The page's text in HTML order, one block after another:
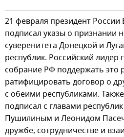
21 февраля президент
подписал указы о признании
суверенитета Донецкой и
республик. Российский
собрание РФ поддержать это
ратифицировать договор о
с обеими республиками.
подписал с главами
Пушилиным и Леонидом
дружбе, сотрудничестве и